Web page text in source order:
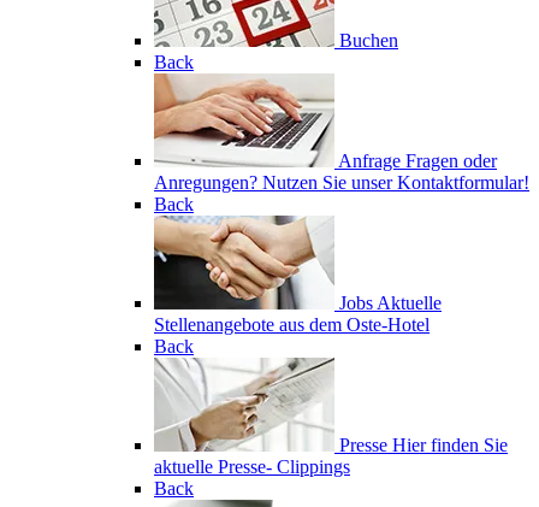
Buchen
Back
Anfrage Fragen oder
Anregungen? Nutzen Sie unser Kontaktformular!
Back
Jobs Aktuelle
Stellenangebote aus dem Oste-Hotel
Back
Presse Hier finden Sie
aktuelle Presse- Clippings
Back